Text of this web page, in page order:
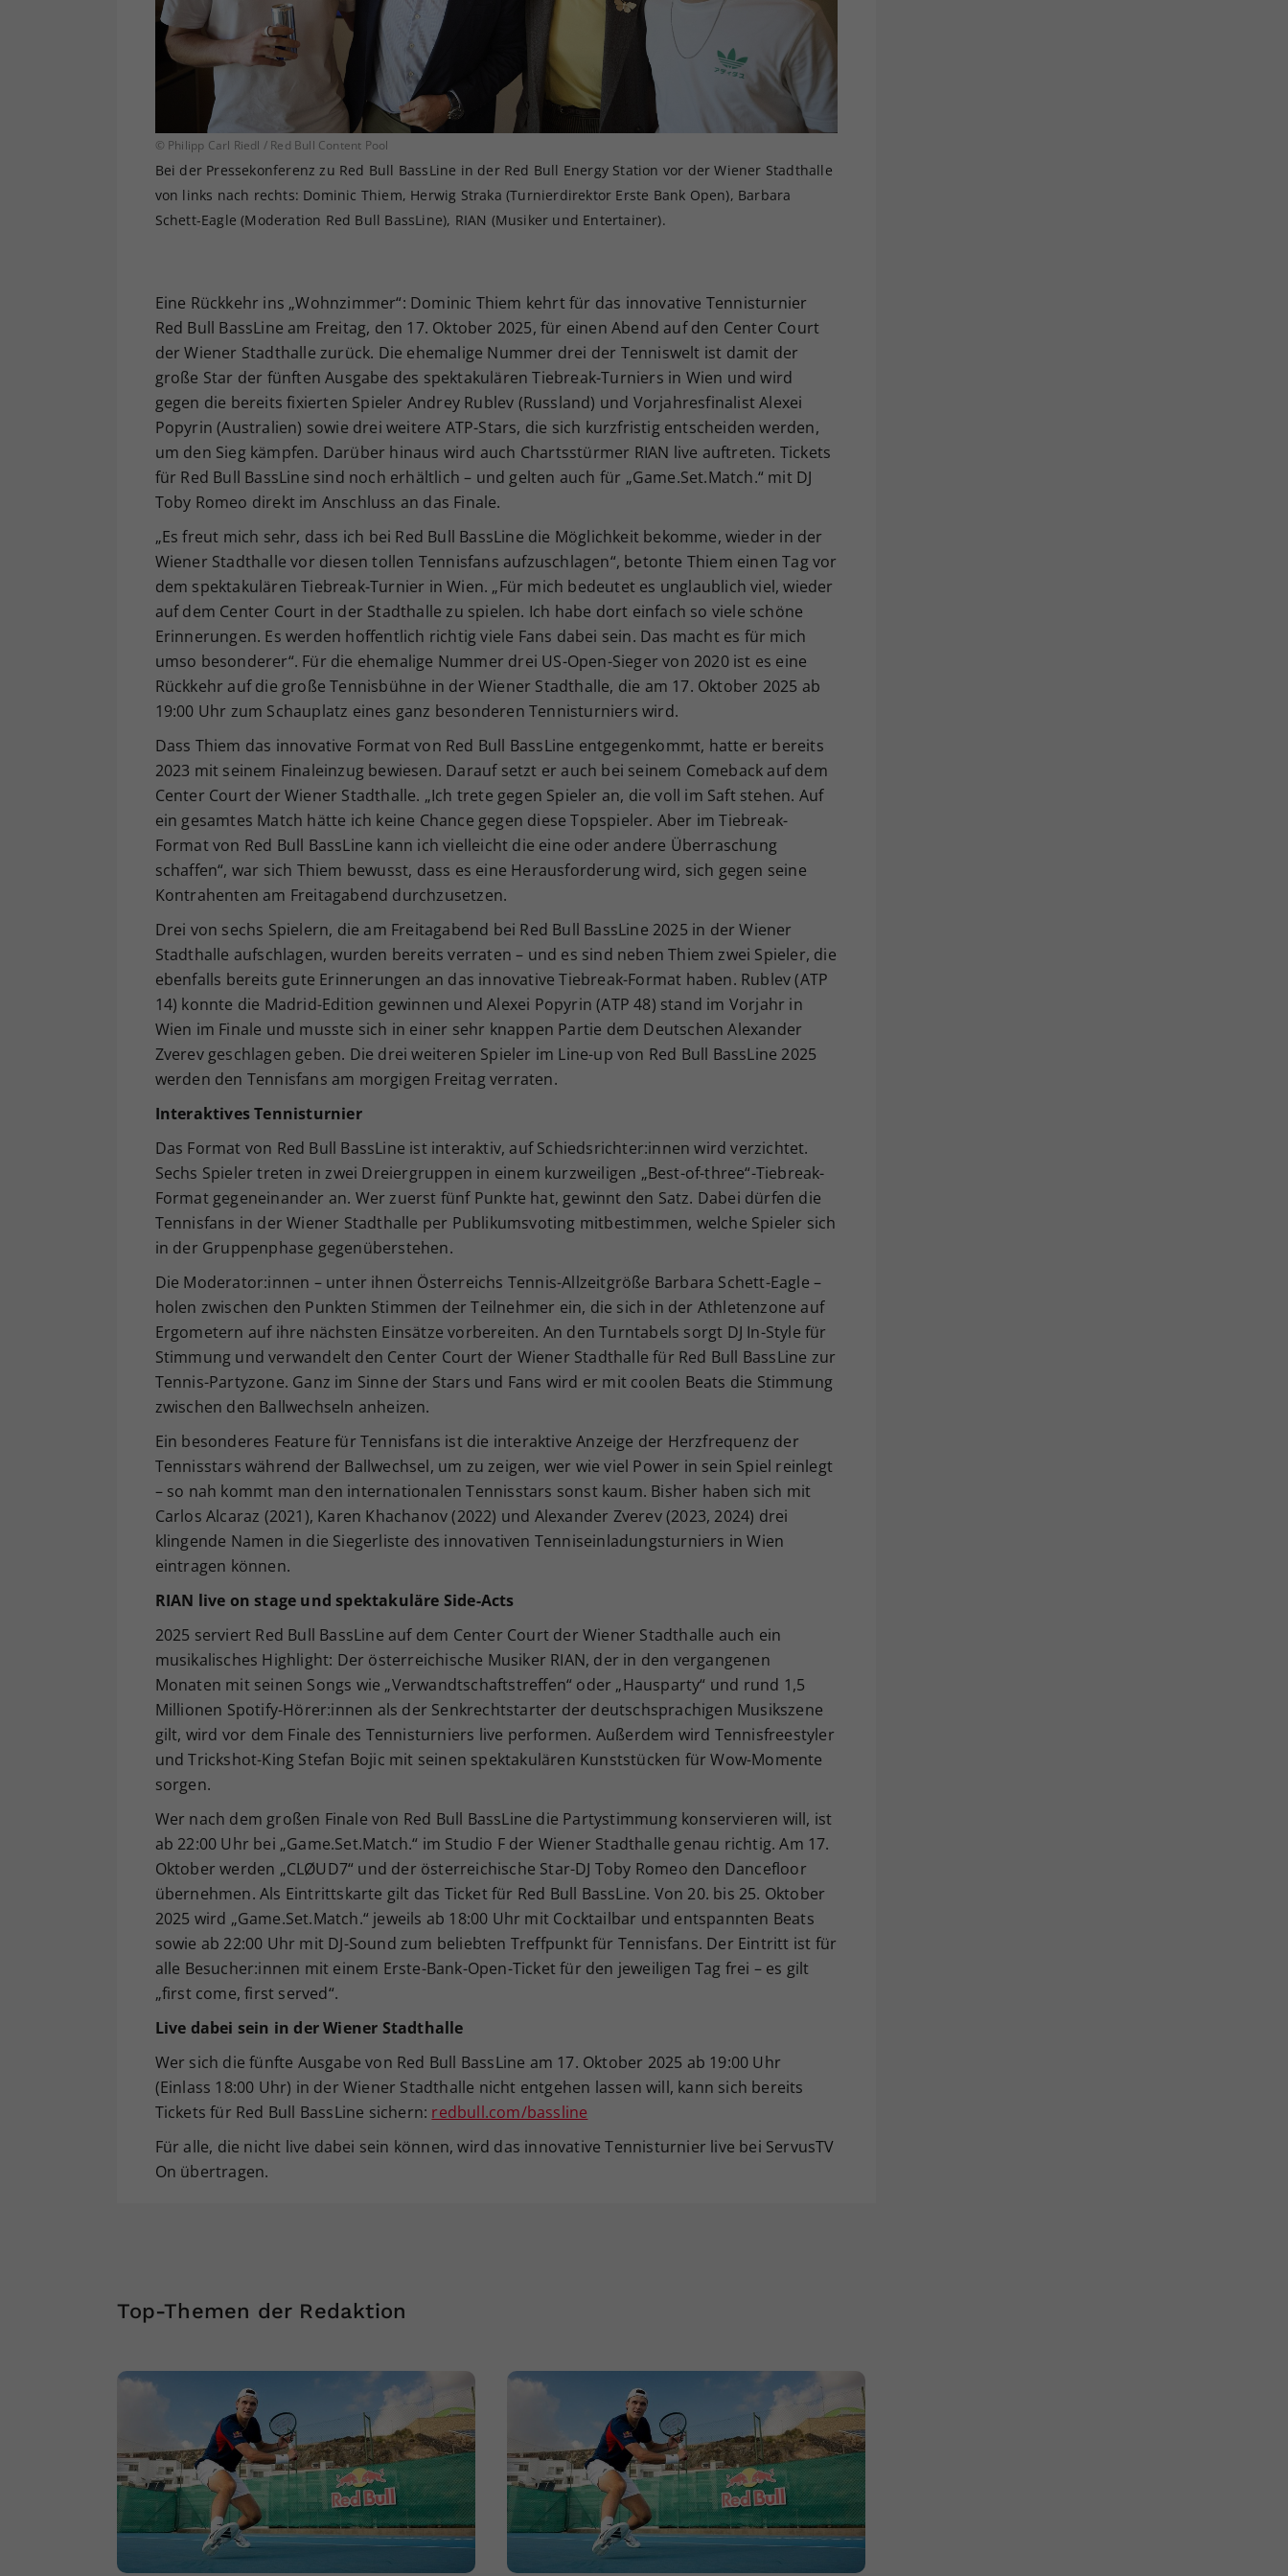
© Philipp Carl Riedl / Red Bull Content Pool
Bei der Pressekonferenz zu Red Bull BassLine in der Red Bull Energy Station vor der Wiener Stadthalle
von links nach rechts: Dominic Thiem, Herwig Straka (Turnierdirektor Erste Bank Open), Barbara
Schett-Eagle (Moderation Red Bull BassLine), RIAN (Musiker und Entertainer).
Eine Rückkehr ins „Wohnzimmer“: Dominic Thiem kehrt für das innovative Tennisturnier
Red Bull BassLine am Freitag, den 17. Oktober 2025, für einen Abend auf den Center Court
der Wiener Stadthalle zurück. Die ehemalige Nummer drei der Tenniswelt ist damit der
große Star der fünften Ausgabe des spektakulären Tiebreak-Turniers in Wien und wird
gegen die bereits fixierten Spieler Andrey Rublev (Russland) und Vorjahresfinalist Alexei
Popyrin (Australien) sowie drei weitere ATP-Stars, die sich kurzfristig entscheiden werden,
um den Sieg kämpfen. Darüber hinaus wird auch Chartsstürmer RIAN live auftreten. Tickets
für Red Bull BassLine sind noch erhältlich – und gelten auch für „Game.Set.Match.“ mit DJ
Toby Romeo direkt im Anschluss an das Finale.
„Es freut mich sehr, dass ich bei Red Bull BassLine die Möglichkeit bekomme, wieder in der
Wiener Stadthalle vor diesen tollen Tennisfans aufzuschlagen“, betonte Thiem einen Tag vor
dem spektakulären Tiebreak-Turnier in Wien. „Für mich bedeutet es unglaublich viel, wieder
auf dem Center Court in der Stadthalle zu spielen. Ich habe dort einfach so viele schöne
Erinnerungen. Es werden hoffentlich richtig viele Fans dabei sein. Das macht es für mich
umso besonderer“. Für die ehemalige Nummer drei US-Open-Sieger von 2020 ist es eine
Rückkehr auf die große Tennisbühne in der Wiener Stadthalle, die am 17. Oktober 2025 ab
19:00 Uhr zum Schauplatz eines ganz besonderen Tennisturniers wird.
Dass Thiem das innovative Format von Red Bull BassLine entgegenkommt, hatte er bereits
2023 mit seinem Finaleinzug bewiesen. Darauf setzt er auch bei seinem Comeback auf dem
Center Court der Wiener Stadthalle. „Ich trete gegen Spieler an, die voll im Saft stehen. Auf
ein gesamtes Match hätte ich keine Chance gegen diese Topspieler. Aber im Tiebreak-
Format von Red Bull BassLine kann ich vielleicht die eine oder andere Überraschung
schaffen“, war sich Thiem bewusst, dass es eine Herausforderung wird, sich gegen seine
Kontrahenten am Freitagabend durchzusetzen.
Drei von sechs Spielern, die am Freitagabend bei Red Bull BassLine 2025 in der Wiener
Stadthalle aufschlagen, wurden bereits verraten – und es sind neben Thiem zwei Spieler, die
ebenfalls bereits gute Erinnerungen an das innovative Tiebreak-Format haben. Rublev (ATP
14) konnte die Madrid-Edition gewinnen und Alexei Popyrin (ATP 48) stand im Vorjahr in
Wien im Finale und musste sich in einer sehr knappen Partie dem Deutschen Alexander
Zverev geschlagen geben. Die drei weiteren Spieler im Line-up von Red Bull BassLine 2025
werden den Tennisfans am morgigen Freitag verraten.
Interaktives Tennisturnier
Das Format von Red Bull BassLine ist interaktiv, auf Schiedsrichter:innen wird verzichtet.
Sechs Spieler treten in zwei Dreiergruppen in einem kurzweiligen „Best-of-three“-Tiebreak-
Format gegeneinander an. Wer zuerst fünf Punkte hat, gewinnt den Satz. Dabei dürfen die
Tennisfans in der Wiener Stadthalle per Publikumsvoting mitbestimmen, welche Spieler sich
in der Gruppenphase gegenüberstehen.
Die Moderator:innen – unter ihnen Österreichs Tennis-Allzeitgröße Barbara Schett-Eagle –
holen zwischen den Punkten Stimmen der Teilnehmer ein, die sich in der Athletenzone auf
Ergometern auf ihre nächsten Einsätze vorbereiten. An den Turntabels sorgt DJ In-Style für
Stimmung und verwandelt den Center Court der Wiener Stadthalle für Red Bull BassLine zur
Tennis-Partyzone. Ganz im Sinne der Stars und Fans wird er mit coolen Beats die Stimmung
zwischen den Ballwechseln anheizen.
Ein besonderes Feature für Tennisfans ist die interaktive Anzeige der Herzfrequenz der
Tennisstars während der Ballwechsel, um zu zeigen, wer wie viel Power in sein Spiel reinlegt
– so nah kommt man den internationalen Tennisstars sonst kaum. Bisher haben sich mit
Carlos Alcaraz (2021), Karen Khachanov (2022) und Alexander Zverev (2023, 2024) drei
klingende Namen in die Siegerliste des innovativen Tenniseinladungsturniers in Wien
eintragen können.
RIAN live on stage und spektakuläre Side-Acts
2025 serviert Red Bull BassLine auf dem Center Court der Wiener Stadthalle auch ein
musikalisches Highlight: Der österreichische Musiker RIAN, der in den vergangenen
Monaten mit seinen Songs wie „Verwandtschaftstreffen“ oder „Hausparty“ und rund 1,5
Millionen Spotify-Hörer:innen als der Senkrechtstarter der deutschsprachigen Musikszene
gilt, wird vor dem Finale des Tennisturniers live performen. Außerdem wird Tennisfreestyler
und Trickshot-King Stefan Bojic mit seinen spektakulären Kunststücken für Wow-Momente
sorgen.
Wer nach dem großen Finale von Red Bull BassLine die Partystimmung konservieren will, ist
ab 22:00 Uhr bei „Game.Set.Match.“ im Studio F der Wiener Stadthalle genau richtig. Am 17.
Oktober werden „CLØUD7“ und der österreichische Star-DJ Toby Romeo den Dancefloor
übernehmen. Als Eintrittskarte gilt das Ticket für Red Bull BassLine. Von 20. bis 25. Oktober
2025 wird „Game.Set.Match.“ jeweils ab 18:00 Uhr mit Cocktailbar und entspannten Beats
sowie ab 22:00 Uhr mit DJ-Sound zum beliebten Treffpunkt für Tennisfans. Der Eintritt ist für
alle Besucher:innen mit einem Erste-Bank-Open-Ticket für den jeweiligen Tag frei – es gilt
„first come, first served“.
Live dabei sein in der Wiener Stadthalle
Wer sich die fünfte Ausgabe von Red Bull BassLine am 17. Oktober 2025 ab 19:00 Uhr
(Einlass 18:00 Uhr) in der Wiener Stadthalle nicht entgehen lassen will, kann sich bereits
Tickets für Red Bull BassLine sichern: redbull.com/bassline
Für alle, die nicht live dabei sein können, wird das innovative Tennisturnier live bei ServusTV
On übertragen.
Top-Themen der Redaktion
Ihrer vorgenommen Einstellungen, falls der
Webseiten-Betreiber dies eingestellt hat.